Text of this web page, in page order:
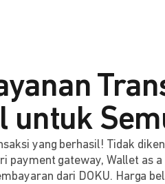
untuk
yang berhasil! Tidak
payment gateway, Wallet as
dari DOKU. Harga